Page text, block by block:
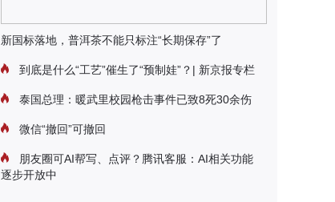
新国标落地，普洱茶不能只标注“长期保存”了
到底是什么“工艺”催生了“预制娃”？| 新京报专栏
泰国总理：暖武里校园枪击事件已致8死30余伤
微信“撤回”可撤回
朋友圈可AI帮写、点评？腾讯客服：AI相关功能
逐步开放中